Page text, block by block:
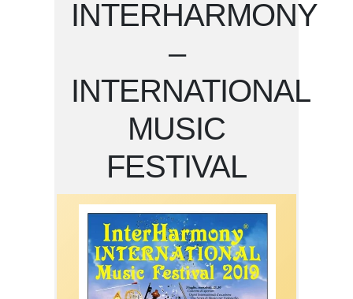
INTERHARMONY
–
INTERNATIONAL
MUSIC
FESTIVAL